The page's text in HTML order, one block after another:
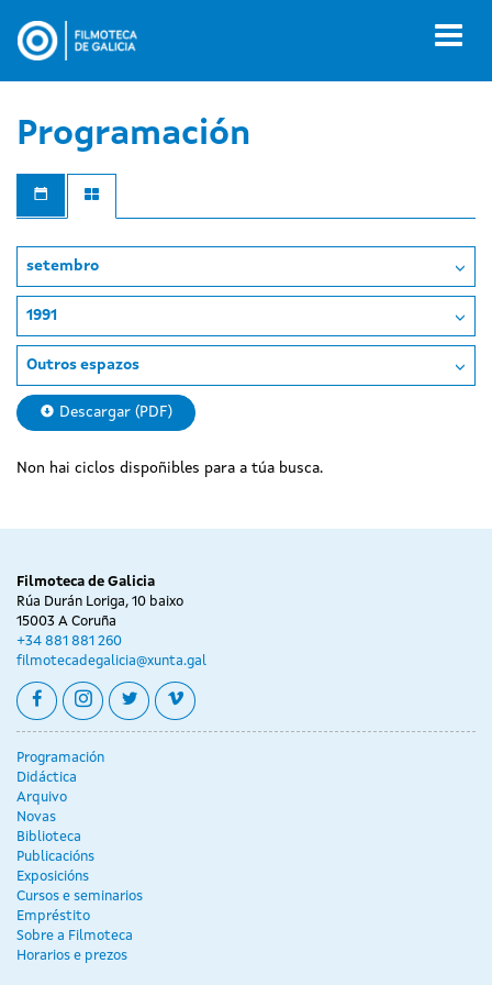
contido
Programación
setembro
1991
Outros espazos
Descargar (PDF)
Non hai ciclos dispoñibles para a túa busca.
Filmoteca de Galicia
Rúa Durán Loriga, 10 baixo
15003 A Coruña
+34 881 881 260
filmotecadegalicia@xunta.gal
facebookinstagram
twittervimeo
Programación
Didáctica
Arquivo
Novas
Biblioteca
Publicacións
Exposicións
Cursos e seminarios
Empréstito
Sobre a Filmoteca
Horarios e prezos